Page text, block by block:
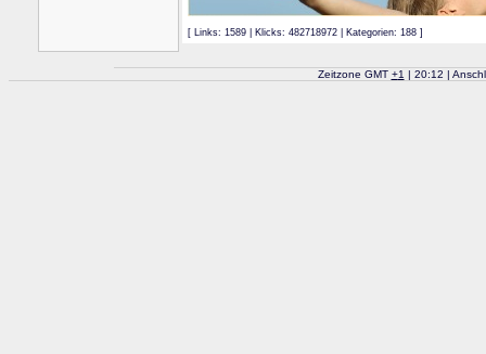
[ Links: 1589 | Klicks: 482718972 | Kategorien: 188 ]
Zeitzone GMT +1 | 20:12 |